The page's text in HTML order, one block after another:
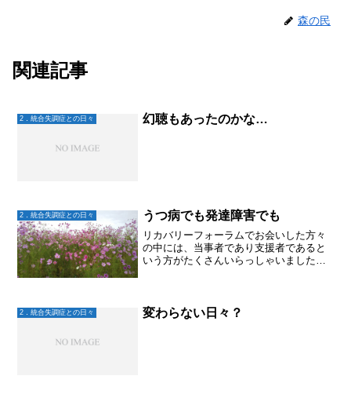
森の民
関連記事
2．統合失調症との日々 幻聴もあったのかな…
2．統合失調症との日々 うつ病でも発達障害でも
リカバリーフォーラムでお会いした方々
の中には、当事者であり支援者であると
いう方がたくさんいらっしゃいました。
症の当事者の方のレストラ...
2．統合失調症との日々 変わらない日々？